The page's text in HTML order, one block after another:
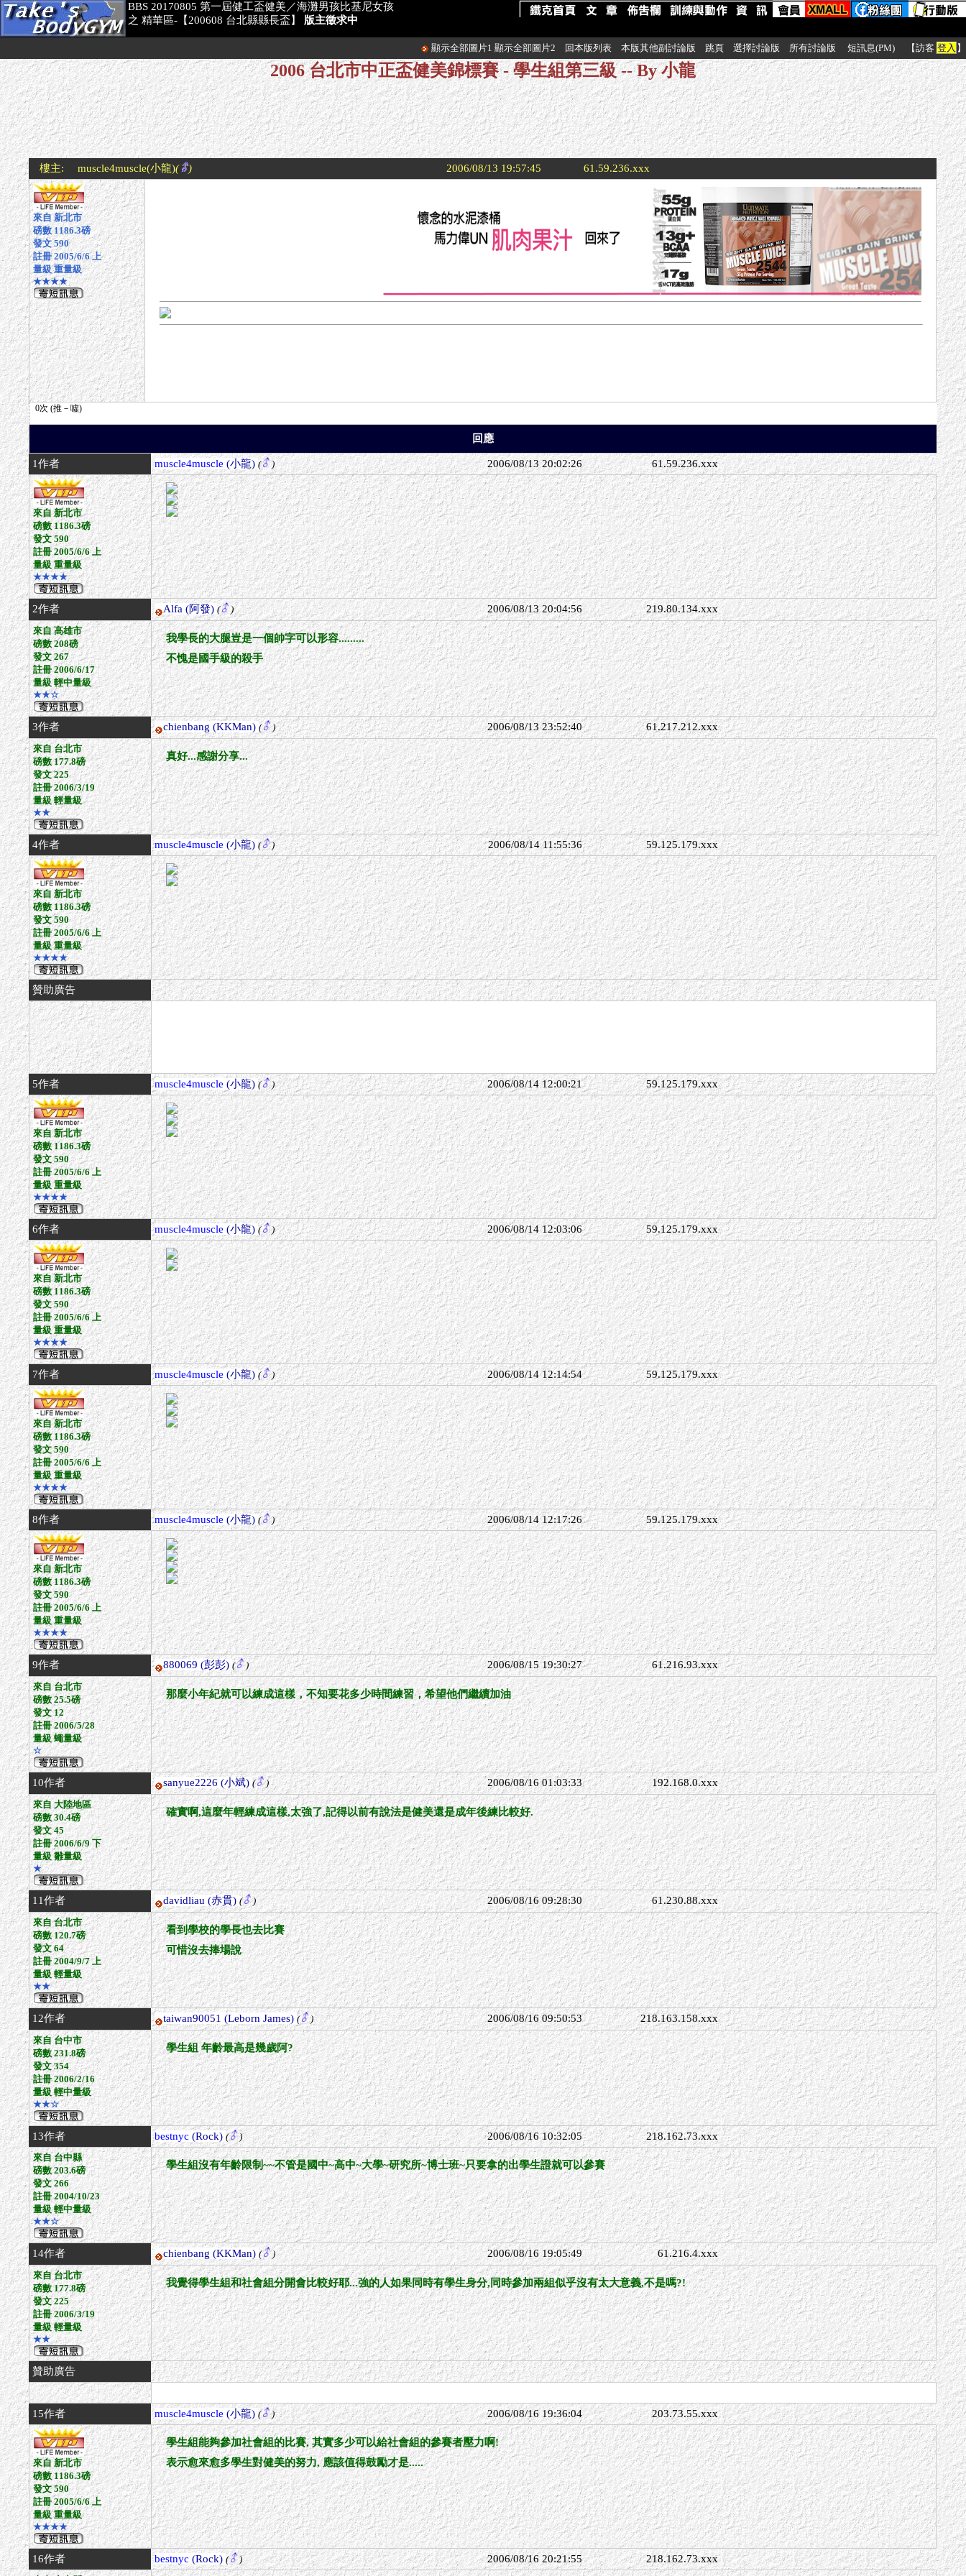
BBS 20170805 第一屆健工盃健美／海灘男孩比基尼女孩
之 精華區-【200608 台北縣縣長盃】 版主徵求中
顯示全部圖片1 顯示全部圖片2 回本版列表 本版其他副討論版 跳頁 選擇討論版 所有討論版 短訊息(PM) 【訪客 登入 】
2006 台北市中正盃健美錦標賽 - 學生組第三級 -- By 小龍
樓主: muscle4muscle(小龍)( ) 2006/08/13 19:57:45 61.59.236.xxx
來自 新北市
磅數 1186.3磅
發文 590
註冊 2005/6/6 上
量級 重量級
★★★★
回應
1作者 muscle4muscle(小龍) ( ) 2006/08/13 20:02:26 61.59.236.xxx
來自 新北市
磅數 1186.3磅
發文 590
註冊 2005/6/6 上
量級 重量級
★★★★
2作者 Alfa (阿發) ( ) 2006/08/13 20:04:56 219.80.134.xxx
來自 高雄市
磅數 208磅
發文 267
註冊 2006/6/17
量級 輕中量級
★★☆
我學長的大腿豈是一個帥字可以形容.........
不愧是國手級的殺手
3作者 chienbang (KKMan) ( ) 2006/08/13 23:52:40 61.217.212.xxx
來自 台北市
磅數 177.8磅
發文 225
註冊 2006/3/19
量級 輕量級
★★
真好...感謝分享...
4作者 muscle4muscle(小龍) ( ) 2006/08/14 11:55:36 59.125.179.xxx
來自 新北市
磅數 1186.3磅
發文 590
註冊 2005/6/6 上
量級 重量級
★★★★
贊助廣告
5作者 muscle4muscle(小龍) ( ) 2006/08/14 12:00:21 59.125.179.xxx
來自 新北市
磅數 1186.3磅
發文 590
註冊 2005/6/6 上
量級 重量級
★★★★
6作者 muscle4muscle(小龍) ( ) 2006/08/14 12:03:06 59.125.179.xxx
來自 新北市
磅數 1186.3磅
發文 590
註冊 2005/6/6 上
量級 重量級
★★★★
7作者 muscle4muscle(小龍) ( ) 2006/08/14 12:14:54 59.125.179.xxx
來自 新北市
磅數 1186.3磅
發文 590
註冊 2005/6/6 上
量級 重量級
★★★★
8作者 muscle4muscle(小龍) ( ) 2006/08/14 12:17:26 59.125.179.xxx
來自 新北市
磅數 1186.3磅
發文 590
註冊 2005/6/6 上
量級 重量級
★★★★
9作者 880069 (彭彭) ( ) 2006/08/15 19:30:27 61.216.93.xxx
來自 台北市
磅數 25.5磅
發文 12
註冊 2006/5/28
量級 蠅量級
☆
那麼小年紀就可以練成這樣，不知要花多少時間練習，希望他們繼續加油
10作者 sanyue2226 (小斌) ( ) 2006/08/16 01:03:33 192.168.0.xxx
來自 大陸地區
磅數 30.4磅
發文 45
註冊 2006/6/9 下
量級 雛量級
★
確實啊,這麼年輕練成這樣,太強了,記得以前有說法是健美還是成年後練比較好.
11作者 davidliau (赤貫) ( ) 2006/08/16 09:28:30 61.230.88.xxx
來自 台北市
磅數 120.7磅
發文 64
註冊 2004/9/7 上
量級 輕量級
★★
看到學校的學長也去比賽
可惜沒去捧場說
12作者 taiwan90051 (Leborn James) ( ) 2006/08/16 09:50:53 218.163.158.xxx
來自 台中市
磅數 231.8磅
發文 354
註冊 2006/2/16
量級 輕中量級
★★☆
學生組 年齡最高是幾歲阿?
13作者 bestnyc(Rock) ( ) 2006/08/16 10:32:05 218.162.73.xxx
來自 台中縣
磅數 203.6磅
發文 266
註冊 2004/10/23
量級 輕中量級
★★☆
學生組沒有年齡限制~~不管是國中~高中~大學~研究所~博士班~只要拿的出學生證就可以參賽
14作者 chienbang (KKMan) ( ) 2006/08/16 19:05:49 61.216.4.xxx
來自 台北市
磅數 177.8磅
發文 225
註冊 2006/3/19
量級 輕量級
★★
我覺得學生組和社會組分開會比較好耶...強的人如果同時有學生身分,同時參加兩組似乎沒有太大意義,不是嗎?!
贊助廣告
15作者 muscle4muscle(小龍) ( ) 2006/08/16 19:36:04 203.73.55.xxx
來自 新北市
磅數 1186.3磅
發文 590
註冊 2005/6/6 上
量級 重量級
★★★★
學生組能夠參加社會組的比賽, 其實多少可以給社會組的參賽者壓力啊!
表示愈來愈多學生對健美的努力, 應該值得鼓勵才是.....
16作者 bestnyc(Rock) ( ) 2006/08/16 20:21:55 218.162.73.xxx